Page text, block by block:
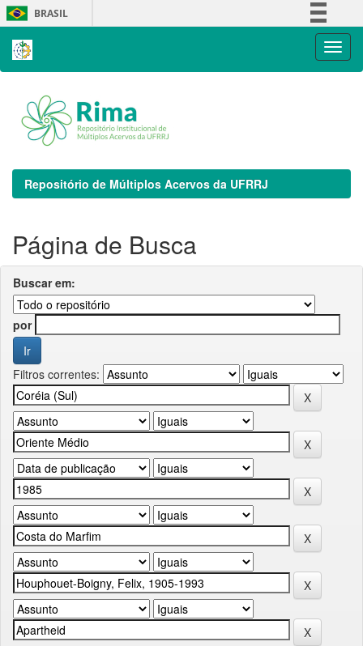
Skip
navigation
BRASIL
Repositório de Múltiplos Acervos da UFRRJ
Página de Busca
Buscar em:
por
Filtros correntes: